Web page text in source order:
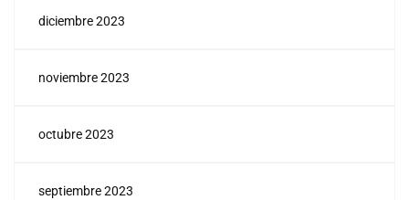
diciembre 2023
noviembre 2023
octubre 2023
septiembre 2023